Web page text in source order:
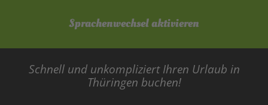
Sprachenwechsel aktivieren
Schnell und unkompliziert Ihren Urlaub in
Thüringen buchen!